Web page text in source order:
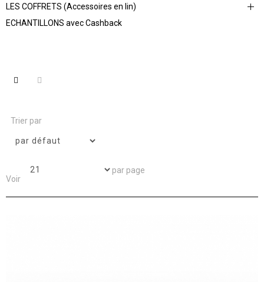
LES COFFRETS (Accessoires en lin)
ECHANTILLONS avec Cashback
Trier par
Voir
par page